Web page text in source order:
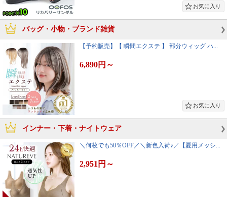
バッグ・小物・ブランド雑貨
【予約販売】【 瞬間エクステ 】 部分ウィッグ ハ...
6,890円 ～
インナー・下着・ナイトウェア
＼何枚でも50％OFF／＼新色入荷♪／【夏用メッシ...
2,951円 ～